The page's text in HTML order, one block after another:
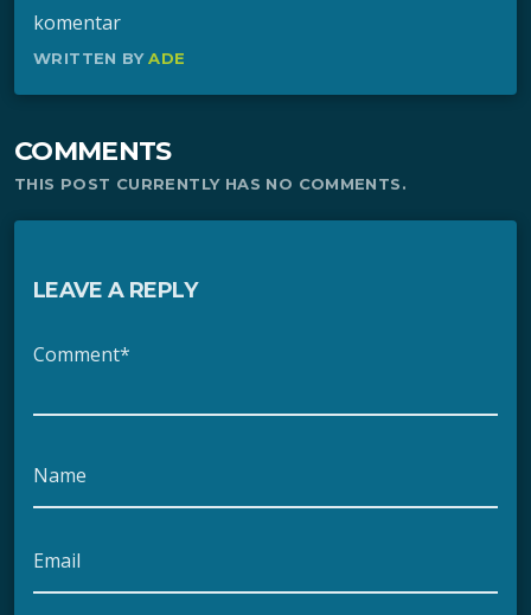
komentar
WRITTEN BYADE
COMMENTS
THIS POST CURRENTLY HAS NO COMMENTS.
LEAVE A REPLY
Comment*
Name
Email